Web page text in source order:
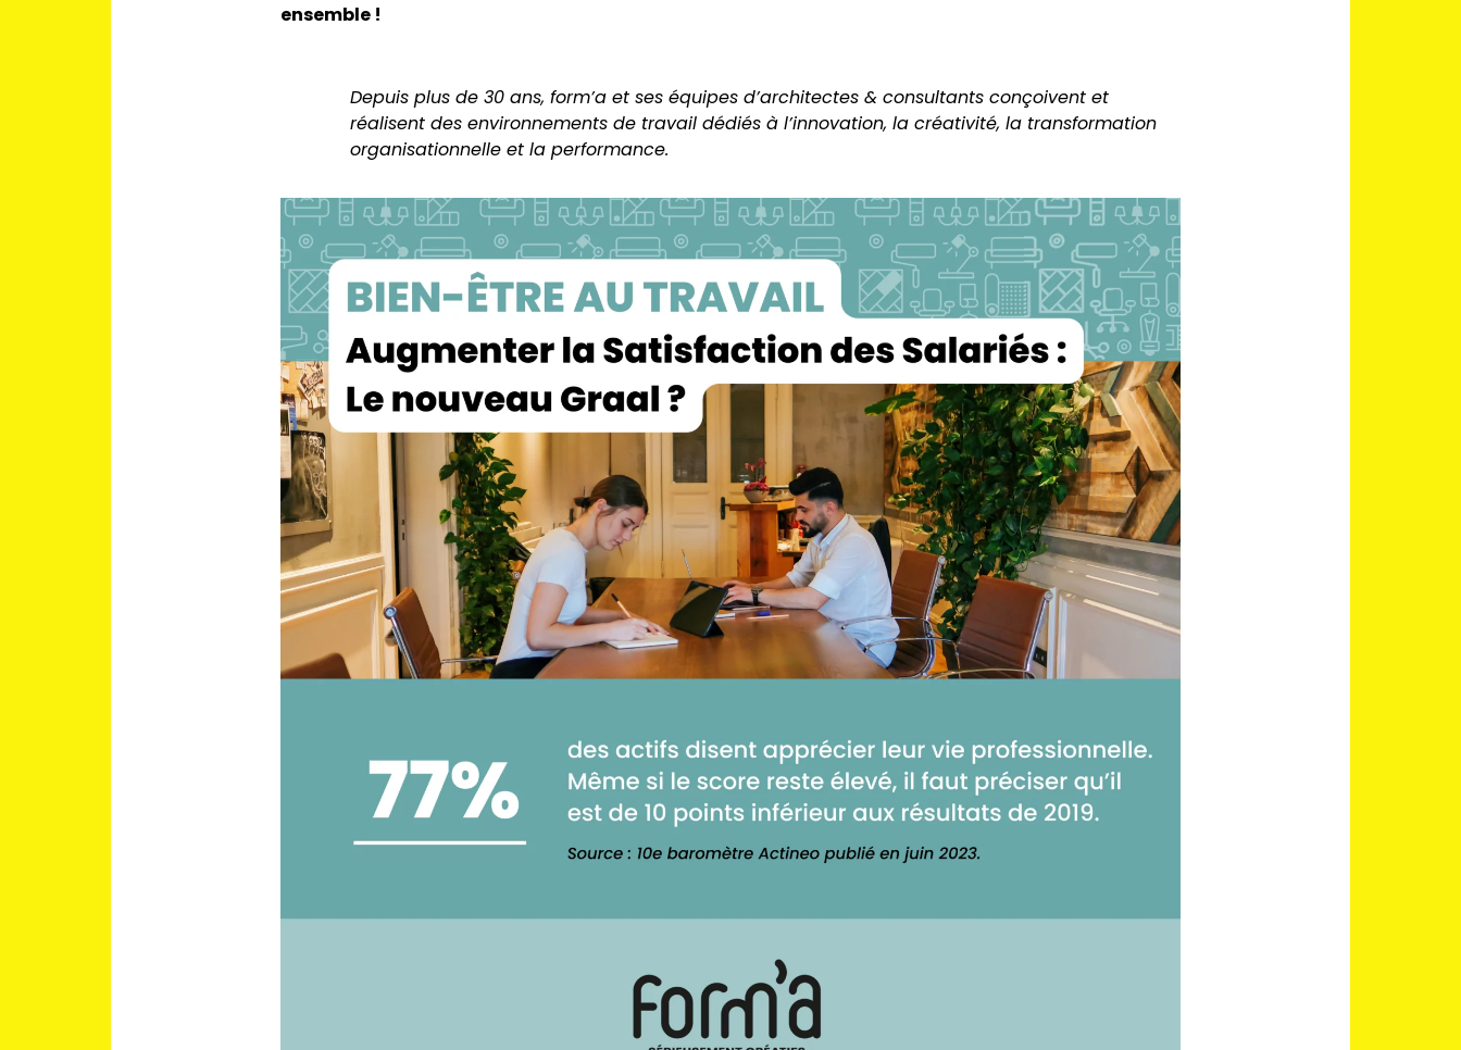
ensemble !
Depuis plus de 30 ans, form’a et ses équipes d’architectes & consultants conçoivent et
réalisent des environnements de travail dédiés à l’innovation, la créativité, la transformation
organisationnelle et la performance.